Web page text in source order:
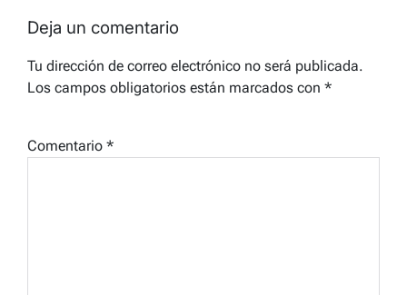
Deja un comentario
Tu dirección de correo electrónico no será publicada.
Los campos obligatorios están marcados con *
Comentario *